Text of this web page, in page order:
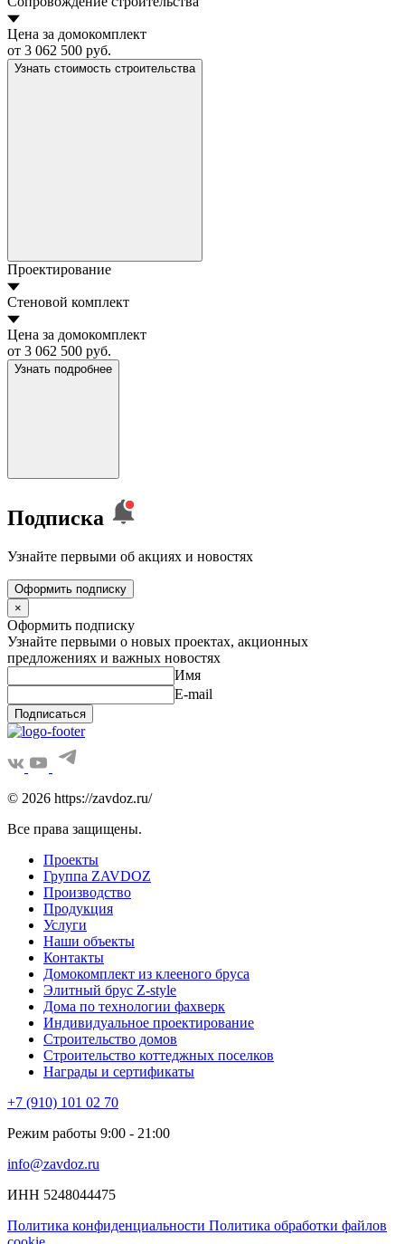
Цена за домокомплект
от 3 062 500 руб.
Узнать стоимость строительства
Проектирование
Стеновой комплект
Цена за домокомплект
от 3 062 500 руб.
Узнать подробнее
Подписка
Узнайте первыми об акциях и новостях
Оформить подписку
×
Оформить подписку
Узнайте первыми о новых проектах, акционных
предложениях и важных новостях
Имя
E-mail
Подписаться
© 2026 https://zavdoz.ru/
Все права защищены.
Проекты
Группа ZAVDOZ
Производство
Продукция
Услуги
Наши объекты
Контакты
Домокомплект из клееного бруса
Элитный брус Z-style
Дома по технологии фахверк
Индивидуальное проектирование
Строительство домов
Строительство коттеджных поселков
Награды и сертификаты
+7 (910) 101 02 70
Режим работы 9:00 - 21:00
info@zavdoz.ru
ИНН 5248044475
Политика конфиденциальности Политика обработки файлов